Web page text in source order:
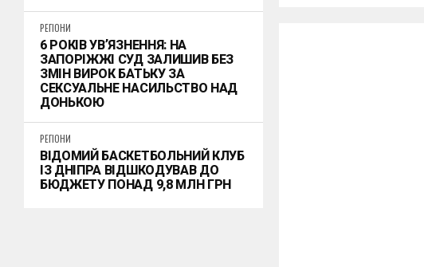
РЕГІОНИ
6 РОКІВ УВʼЯЗНЕННЯ: НА
ЗАПОРІЖЖІ СУД ЗАЛИШИВ БЕЗ
ЗМІН ВИРОК БАТЬКУ ЗА
СЕКСУАЛЬНЕ НАСИЛЬСТВО НАД
ДОНЬКОЮ
РЕГІОНИ
ВІДОМИЙ БАСКЕТБОЛЬНИЙ КЛУБ
ІЗ ДНІПРА ВІДШКОДУВАВ ДО
БЮДЖЕТУ ПОНАД 9,8 МЛН ГРН